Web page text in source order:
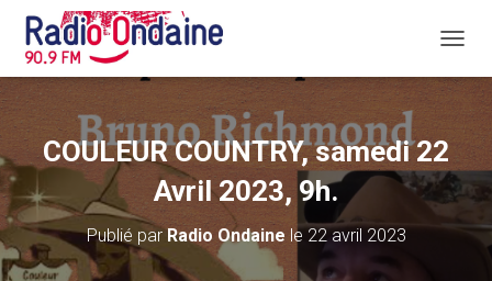
É
I
R
L
COULEUR COUNTRY, samedi 22
Avril 2023, 9h.
Publié parRadio Ondaine le 22 avril 2023